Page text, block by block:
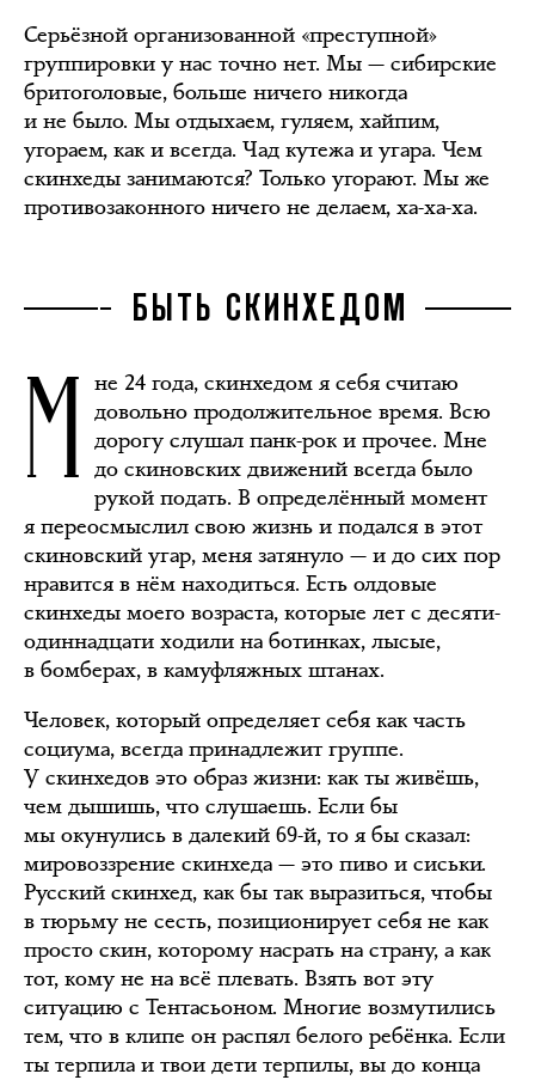
Серьёзной организованной «преступной»
группировки у нас точно нет. Мы — сибирские
бритоголовые, больше ничего никогда
и не было. Мы отдыхаем, гуляем, хайпим,
угораем, как и всегда. Чад кутежа и угара. Чем
скинхеды занимаются? Только угорают. Мы же
противозаконного ничего не делаем, ха-ха-ха.
БЫТЬ СКИНХЕДОМ
М не 24 года, скинхедом я себя считаю
довольно продолжительное время. Всю
дорогу слушал панк-рок и прочее. Мне
до скиновских движений всегда было
рукой подать. В определённый момент
я переосмыслил свою жизнь и подался в этот
скиновский угар, меня затянуло — и до сих пор
нравится в нём находиться. Есть олдовые
скинхеды моего возраста, которые лет с десяти-
одиннадцати ходили на ботинках, лысые,
в бомберах, в камуфляжных штанах.
Человек, который определяет себя как часть
социума, всегда принадлежит группе.
У скинхедов это образ жизни: как ты живёшь,
чем дышишь, что слушаешь. Если бы
мы окунулись в далекий 69-й, то я бы сказал:
мировоззрение скинхеда — это пиво и сиськи.
Русский скинхед, как бы так выразиться, чтобы
в тюрьму не сесть, позиционирует себя не как
просто скин, которому насрать на страну, а как
тот, кому не на всё плевать. Взять вот эту
ситуацию с Тентасьоном. Многие возмутились
тем, что в клипе он распял белого ребёнка. Если
ты терпила и твои дети терпилы, вы до конца